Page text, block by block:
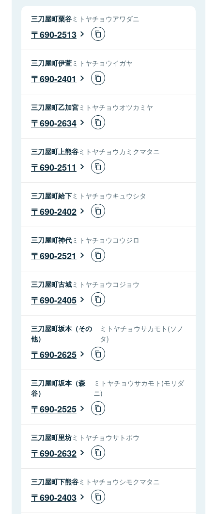
三刀屋町粟谷ミトヤチョウアワダニ
690-2513
三刀屋町伊萱ミトヤチョウイガヤ
690-2401
三刀屋町乙加宮ミトヤチョウオツカミヤ
690-2634
三刀屋町上熊谷ミトヤチョウカミクマタニ
690-2511
三刀屋町給下ミトヤチョウキュウシタ
690-2402
三刀屋町神代ミトヤチョウコウジロ
690-2521
三刀屋町古城ミトヤチョウコジョウ
690-2405
三刀屋町坂本（その
他）
ミトヤチョウサカモト(ソノ
タ)
690-2625
三刀屋町坂本（森
谷）
ミトヤチョウサカモト(モリダ
ニ)
690-2525
三刀屋町里坊ミトヤチョウサトボウ
690-2632
三刀屋町下熊谷ミトヤチョウシモクマタニ
690-2403